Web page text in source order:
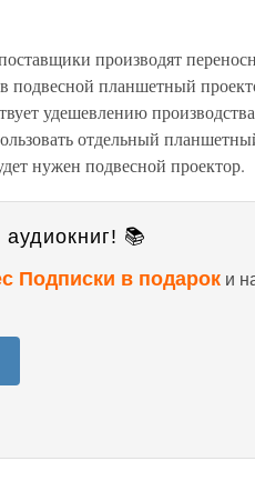
производят
подвесной планшетный
удешевлению
отдельный
нужен подвесной проектор.
📚
Подписки в подарок и